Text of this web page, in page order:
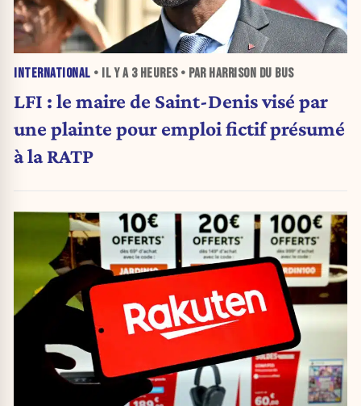
INTERNATIONAL • IL Y A 3 HEURES• PAR HARRISON DU BUS
LFI : le maire de Saint-Denis visé par
une plainte pour emploi fictif présumé
à la RATP